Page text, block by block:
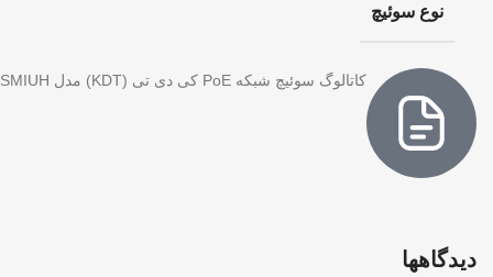
نوع سوئیچ
کاتالوگ سوئیچ شبکه PoE کی دی تی (KDT) مدل KP-0804H5SMIUH
دیدگاهها